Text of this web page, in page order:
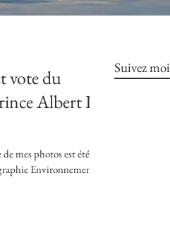
vote du
Albert II
mes photos est été
Environnementale
Suivez moi